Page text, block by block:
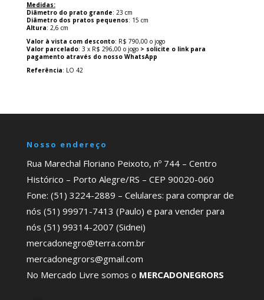
Medidas:
Diâmetro do prato grande: 23 cm
Diâmetro dos pratos pequenos: 15 cm
Altura: 2,6 cm
Valor à vista com desconto: R$ 790,00 o jogo
Valor parcelado: 3 x R$ 296,00 o jogo > solicite o link para
pagamento através do nosso WhatsApp
Referência: LO 42
Nosso endereço
Rua Marechal Floriano Peixoto, nº 744 – Centro
Histórico – Porto Alegre/RS – CEP 90020-060
Fone: (51) 3224-2889 – Celulares: para comprar de
nós (51) 99971-7413 (Paulo) e para vender para
nós (51) 99314-2007 (Sidnei)
mercadonegro@terra.com.br
mercadonegrors@gmail.com
No Mercado Livre somos o MERCADONEGRORS